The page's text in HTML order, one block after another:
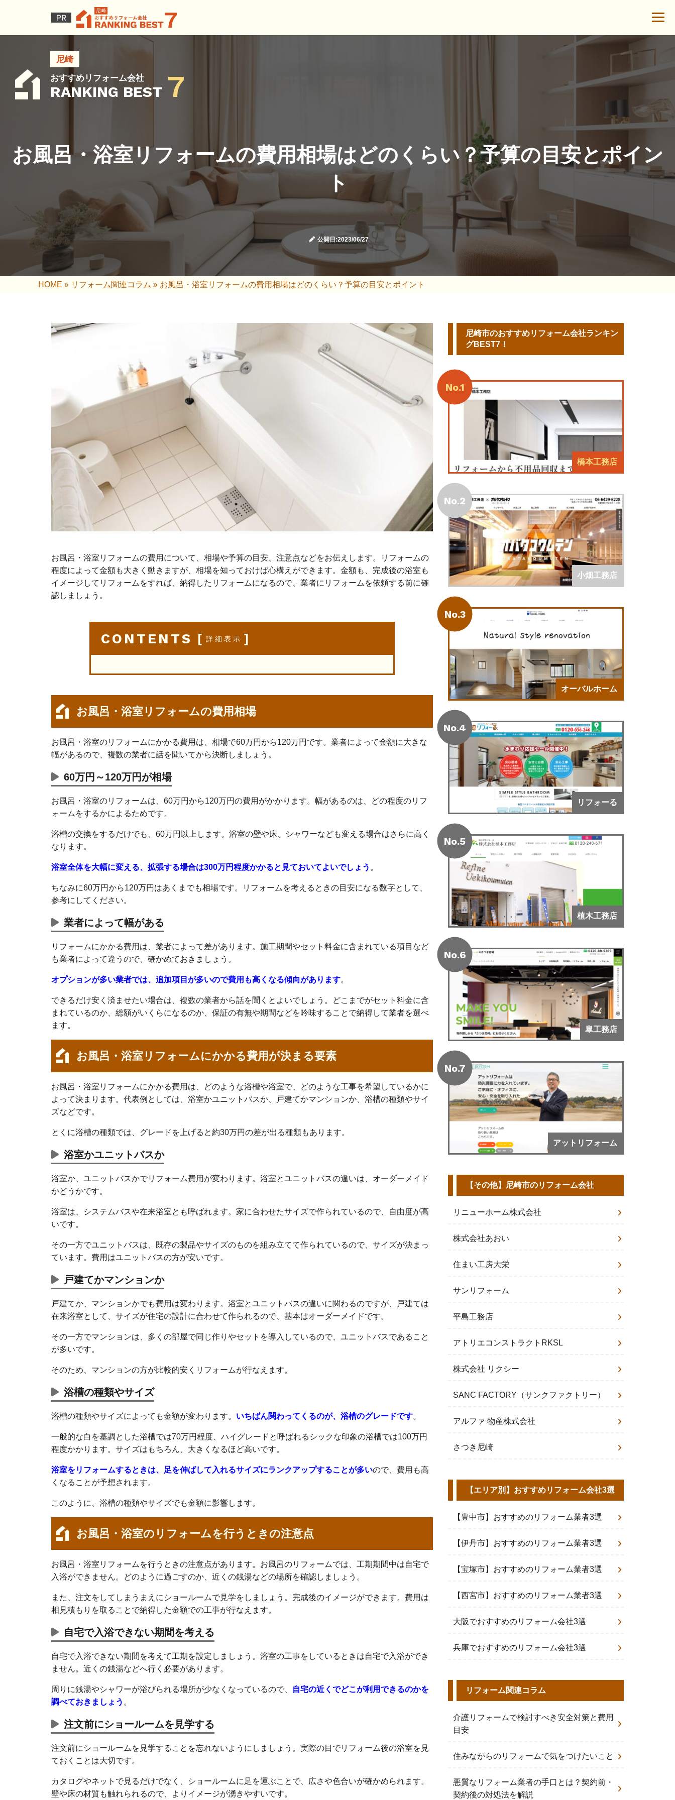
尼崎
おすすめリフォーム会社
RANKING BEST 7
お風呂・浴室リフォームの費用相場はどのくらい？予算の目安とポイン
ト
公開日:2023/06/27
HOME » リフォーム関連コラム » お風呂・浴室リフォームの費用相場はどのくらい？予算の目安とポイント
お風呂・浴室リフォームの費用について、相場や予算の目安、注意点などをお伝えします。リフォームの
程度によって金額も大きく動きますが、相場を知っておけば心構えができます。金額も、完成後の浴室も
イメージしてリフォームをすれば、納得したリフォームになるので、業者にリフォームを依頼する前に確
認しましょう。
CONTENTS [ 詳細表示 ]
お風呂・浴室リフォームの費用相場
お風呂・浴室のリフォームにかかる費用は、相場で60万円から120万円です。業者によって金額に大きな
幅があるので、複数の業者に話を聞いてから決断しましょう。
60万円～120万円が相場
お風呂・浴室のリフォームは、60万円から120万円の費用がかかります。幅があるのは、どの程度のリフ
ォームをするかによるためです。
浴槽の交換をするだけでも、60万円以上します。浴室の壁や床、シャワーなども変える場合はさらに高く
なります。
浴室全体を大幅に変える、拡張する場合は300万円程度かかると見ておいてよいでしょう 。
ちなみに60万円から120万円はあくまでも相場です。リフォームを考えるときの目安になる数字として、
参考にしてください。
業者によって幅がある
リフォームにかかる費用は、業者によって差があります。施工期間やセット料金に含まれている項目など
も業者によって違うので、確かめておきましょう。
オプションが多い業者では、追加項目が多いので費用も高くなる傾向があります。
できるだけ安く済ませたい場合は、複数の業者から話を聞くとよいでしょう。どこまでがセット料金に含
まれているのか、総額がいくらになるのか、保証の有無や期間などを吟味することで納得して業者を選べ
ます。
お風呂・浴室リフォームにかかる費用が決まる要素
お風呂・浴室リフォームにかかる費用は、どのような浴槽や浴室で、どのような工事を希望しているかに
よって決まります。代表例としては、浴室かユニットバスか、戸建てかマンションか、浴槽の種類やサイ
ズなどです。
とくに浴槽の種類では、グレードを上げると約30万円の差が出る種類もあります。
浴室かユニットバスか
浴室か、ユニットバスかでリフォーム費用が変わります。浴室とユニットバスの違いは、オーダーメイド
かどうかです。
浴室は、システムバスや在来浴室とも呼ばれます。家に合わせたサイズで作られているので、自由度が高
いです。
その一方でユニットバスは、既存の製品やサイズのものを組み立てて作られているので、サイズが決まっ
ています。費用はユニットバスの方が安いです。
戸建てかマンションか
戸建てか、マンションかでも費用は変わります。浴室とユニットバスの違いに関わるのですが、戸建ては
在来浴室として、サイズが住宅の設計に合わせて作られるので、基本はオーダーメイドです。
その一方でマンションは、多くの部屋で同じ作りやセットを導入しているので、ユニットバスであること
が多いです。
そのため、マンションの方が比較的安くリフォームが行なえます。
浴槽の種類やサイズ
浴槽の種類やサイズによっても金額が変わります。 いちばん関わってくるのが、浴槽のグレードです。
一般的な白を基調とした浴槽では70万円程度、ハイグレードと呼ばれるシックな印象の浴槽では100万円
程度かかります。サイズはもちろん、大きくなるほど高いです。
浴室をリフォームするときは、足を伸ばして入れるサイズにランクアップすることが多いので、費用も高
くなることが予想されます。
このように、浴槽の種類やサイズでも金額に影響します。
お風呂・浴室のリフォームを行うときの注意点
お風呂・浴室リフォームを行うときの注意点があります。お風呂のリフォームでは、工期期間中は自宅で
入浴ができません。どのように過ごすのか、近くの銭湯などの場所を確認しましょう。
また、注文をしてしまうまえにショールームで見学をしましょう。完成後のイメージができます。費用は
相見積もりを取ることで納得した金額での工事が行なえます。
自宅で入浴できない期間を考える
自宅で入浴できない期間を考えて工期を設定しましょう。浴室の工事をしているときは自宅で入浴ができ
ません。近くの銭湯などへ行く必要があります。
周りに銭湯やシャワーが浴びられる場所が少なくなっているので、
自宅の近くでどこが利用できるのかを
調べておきましょう 。
注文前にショールームを見学する
注文前にショールームを見学することを忘れないようにしましょう。実際の目でリフォーム後の浴室を見
ておくことは大切です。
カタログやネットで見るだけでなく、ショールームに足を運ぶことで、広さや色合いが確かめられます。
壁や床の材質も触れられるので、よりイメージが湧きやすいです。
尼崎市のおすすめリフォーム会社ランキン
グBEST7！
No.1
橋本工務店
No.2
小畑工務店
No.3
オーバルホーム
No.4
リフォーる
No.5
植木工務店
No.6
皐工務店
No.7
アットリフォーム
【その他】尼崎市のリフォーム会社
リニューホーム株式会社
株式会社あおい
住まい工房大栄
サンリフォーム
平島工務店
アトリエコンストラクトRKSL
株式会社 リクシー
SANC FACTORY（サンクファクトリー）
アルファ 物産株式会社
さつき尼崎
【エリア別】おすすめリフォーム会社3選
【豊中市】おすすめのリフォーム業者3選
【伊丹市】おすすめのリフォーム業者3選
【宝塚市】おすすめのリフォーム業者3選
【西宮市】おすすめのリフォーム業者3選
大阪でおすすめのリフォーム会社3選
兵庫でおすすめのリフォーム会社3選
リフォーム関連コラム
介護リフォームで検討すべき安全対策と費用
目安
住みながらのリフォームで気をつけたいこと
悪質なリフォーム業者の手口とは？契約前・
契約後の対処法を解説